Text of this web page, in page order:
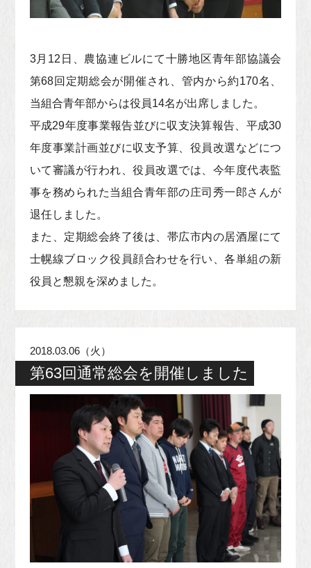
3月12日、農協連ビルにて十勝地区青年部協議会
第68回定期総会が開催され、管内から約170名、
当組合青年部からは役員14名が出席しました。
平成29年度事業報告並びに収支決算報告、平成30
年度事業計画並びに収支予算、役員改選などにつ
いて審議が行われ、役員改選では、今年度代表監
事を務められた当組合青年部の庄司秀一郎さんが
退任しました。
また、定期総会終了後は、帯広市内の居酒屋にて
士幌線ブロック役員顔合わせを行い、各単組の新
役員と懇親を深めました。
2018.03.06（火）
第63回通常総会を開催しました